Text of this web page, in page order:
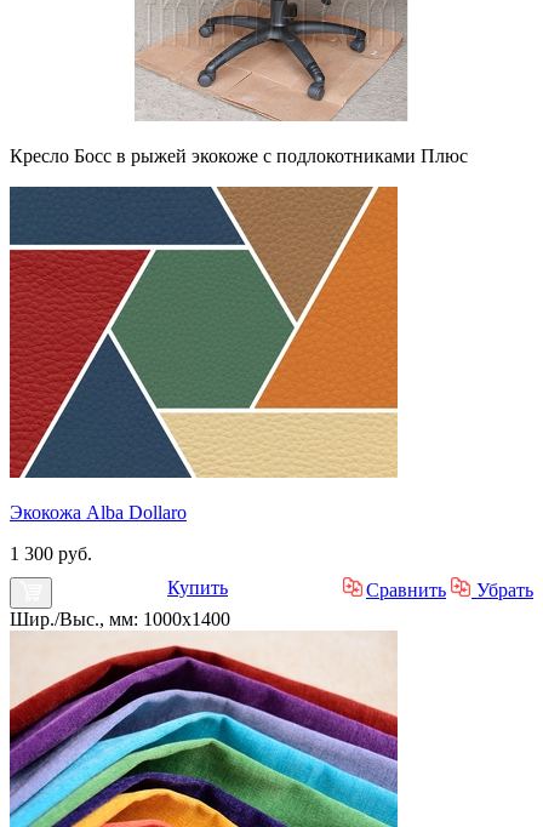
Кресло Босс в рыжей экокоже с подлокотниками Плюс
Экокожа Alba Dollaro
1 300 руб.
Купить
Сравнить
Убрать
Шир./Выс., мм: 1000x1400